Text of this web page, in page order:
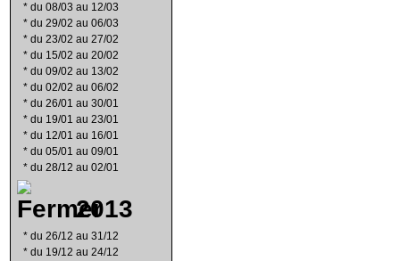
* du 08/03 au 12/03
* du 29/02 au 06/03
* du 23/02 au 27/02
* du 15/02 au 20/02
* du 09/02 au 13/02
* du 02/02 au 06/02
* du 26/01 au 30/01
* du 19/01 au 23/01
* du 12/01 au 16/01
* du 05/01 au 09/01
* du 28/12 au 02/01
2013
* du 26/12 au 31/12
* du 19/12 au 24/12